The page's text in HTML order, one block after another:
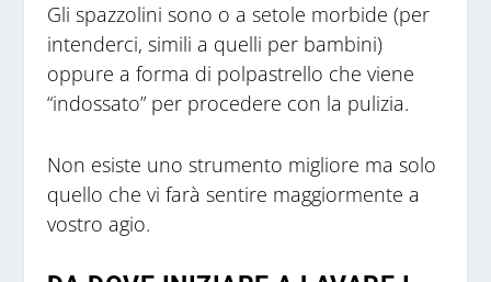
Gli spazzolini sono o a setole morbide (per
intenderci, simili a quelli per bambini)
oppure a forma di polpastrello che viene
“indossato” per procedere con la pulizia.
Non esiste uno strumento migliore ma solo
quello che vi farà sentire maggiormente a
vostro agio.